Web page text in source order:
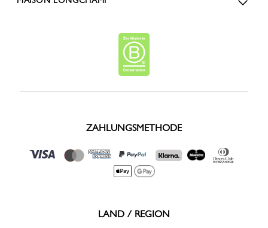
ZAHLUNGSMETHODE
LAND / REGION